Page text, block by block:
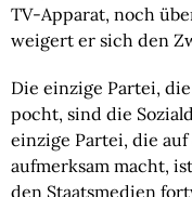
TV-Apparat, noch
weigert er sich den
Die einzige Partei,
pocht, sind die
einzige Partei, die
aufmerksam macht,
den Staatsmedien